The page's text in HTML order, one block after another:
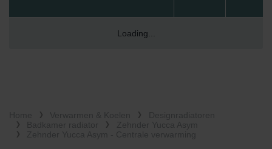
Loading...